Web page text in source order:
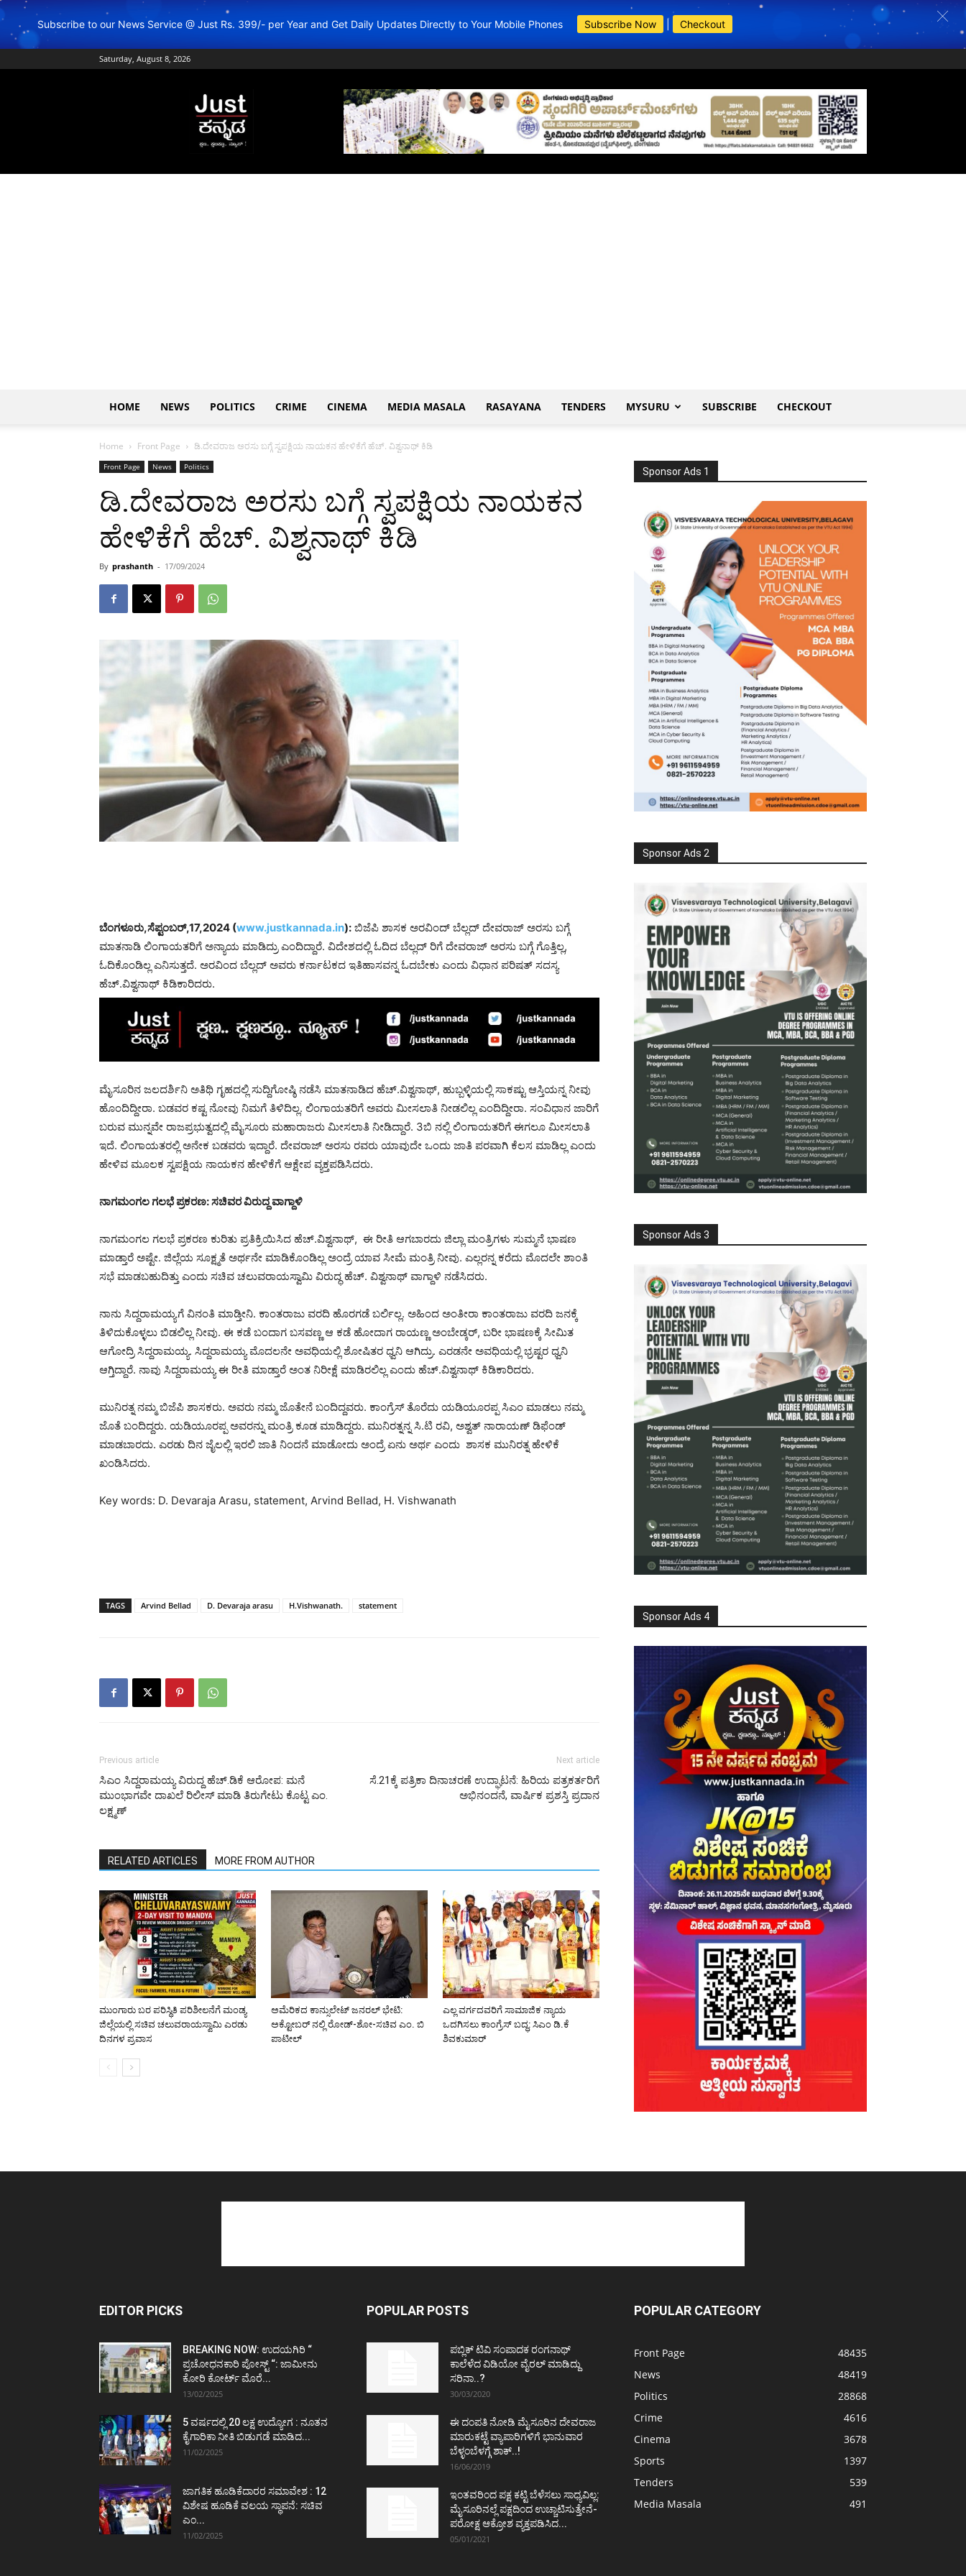
Subscribe to our News Service @ Just Rs. 399/- per Year and Get Daily Updates Directly to Your Mobile Phones Subscribe Now Checkout
Saturday, August 8, 2026
Just
Kannada
–
Online
News
ಕನ್ನಡ
BDA Apartments
HOME NEWS POLITICS CRIME CINEMA MEDIA MASALA RASAYANA TENDERS MYSURU SUBSCRIBE CHECKOUT
Home Front Page ಡಿ.ದೇವರಾಜ ಅರಸು ಬಗ್ಗೆ ಸ್ವಪಕ್ಷಿಯ ನಾಯಕನ ಹೇಳಿಕೆಗೆ ಹೆಚ್. ವಿಶ್ವನಾಥ್ ಕಿಡಿ
Front Page News Politics
ಡಿ.ದೇವರಾಜ ಅರಸು ಬಗ್ಗೆ ಸ್ವಪಕ್ಷಿಯ ನಾಯಕನ
ಹೇಳಿಕೆಗೆ ಹೆಚ್. ವಿಶ್ವನಾಥ್ ಕಿಡಿ
By prashanth - 17/09/2024
ಬೆಂಗಳೂರು,ಸೆಪ್ಟಂಬರ್,17,2024 (www.justkannada.in): ಬಿಜೆಪಿ ಶಾಸಕ ಅರವಿಂದ್ ಬೆಲ್ಲದ್ ದೇವರಾಜ್ ಅರಸು ಬಗ್ಗೆ
ಮಾತನಾಡಿ ಲಿಂಗಾಯತರಿಗೆ ಅನ್ಯಾಯ ಮಾಡಿದ್ರು ಎಂದಿದ್ದಾರೆ. ವಿದೇಶದಲ್ಲಿ ಓದಿದ ಬೆಲ್ಲದ್ ರಿಗೆ ದೇವರಾಜ್ ಅರಸು ಬಗ್ಗೆ ಗೊತ್ತಿಲ್ಲ,
ಓದಿಕೊಂಡಿಲ್ಲ ಎನಿಸುತ್ತದೆ. ಅರವಿಂದ ಬೆಲ್ಲದ್ ಅವರು ಕರ್ನಾಟಕದ ಇತಿಹಾಸವನ್ನ ಓದಬೇಕು ಎಂದು ವಿಧಾನ ಪರಿಷತ್ ಸದಸ್ಯ
ಹೆಚ್.ವಿಶ್ವನಾಥ್ ಕಿಡಿಕಾರಿದರು.
ಮೈಸೂರಿನ ಜಲದರ್ಶಿನಿ ಅತಿಥಿ ಗೃಹದಲ್ಲಿ ಸುದ್ದಿಗೋಷ್ಠಿ ನಡೆಸಿ ಮಾತನಾಡಿದ ಹೆಚ್.ವಿಶ್ವನಾಥ್, ಹುಬ್ಬಳ್ಳಿಯಲ್ಲಿ ಸಾಕಷ್ಟು ಆಸ್ತಿಯನ್ನ ನೀವು
ಹೊಂದಿದ್ದೀರಾ. ಬಡವರ ಕಷ್ಟ ನೋವು ನಿಮಗೆ ತಿಳಿದಿಲ್ಲ. ಲಿಂಗಾಯತರಿಗೆ ಅವರು ಮೀಸಲಾತಿ ನೀಡಲಿಲ್ಲ ಎಂದಿದ್ದೀರಾ. ಸಂವಿಧಾನ ಜಾರಿಗೆ
ಬರುವ ಮುನ್ನವೇ ರಾಜಪ್ರಭುತ್ವದಲ್ಲಿ ಮೈಸೂರು ಮಹಾರಾಜರು ಮೀಸಲಾತಿ ನೀಡಿದ್ದಾರೆ. 3ಬಿ ನಲ್ಲಿ ಲಿಂಗಾಯತರಿಗೆ ಈಗಲೂ ಮೀಸಲಾತಿ
ಇದೆ. ಲಿಂಗಾಯತರಲ್ಲಿ ಅನೇಕ ಬಡವರು ಇದ್ದಾರೆ. ದೇವರಾಜ್ ಅರಸು ರವರು ಯಾವುದೇ ಒಂದು ಜಾತಿ ಪರವಾಗಿ ಕೆಲಸ ಮಾಡಿಲ್ಲ ಎಂದು
ಹೇಳಿವ ಮೂಲಕ ಸ್ವಪಕ್ಷಿಯ ನಾಯಕನ ಹೇಳಿಕೆಗೆ ಆಕ್ಷೇಪ ವ್ಯಕ್ತಪಡಿಸಿದರು.
ನಾಗಮಂಗಲ ಗಲಭೆ ಪ್ರಕರಣ: ಸಚಿವರ ವಿರುದ್ದ ವಾಗ್ದಾಳಿ
ನಾಗಮಂಗಲ ಗಲಭೆ ಪ್ರಕರಣ ಕುರಿತು ಪ್ರತಿಕ್ರಿಯಿಸಿದ ಹೆಚ್.ವಿಶ್ವನಾಥ್, ಈ ರೀತಿ ಆಗಬಾರದು ಜಿಲ್ಲಾ ಮಂತ್ರಿಗಳು ಸುಮ್ಮನೆ ಭಾಷಣ
ಮಾಡ್ತಾರೆ ಅಷ್ಟೇ. ಜಿಲ್ಲೆಯ ಸೂಕ್ಷ್ಮತೆ ಅರ್ಥನೇ ಮಾಡಿಕೊಂಡಿಲ್ಲ ಅಂದ್ರೆ ಯಾವ ಸೀಮೆ ಮಂತ್ರಿ ನೀವು. ಎಲ್ಲರನ್ನ ಕರೆದು ಮೊದಲೇ ಶಾಂತಿ
ಸಭೆ ಮಾಡಬಹುದಿತ್ತು ಎಂದು ಸಚಿವ ಚಲುವರಾಯಸ್ವಾಮಿ ವಿರುದ್ಧ ಹೆಚ್. ವಿಶ್ವನಾಥ್ ವಾಗ್ದಾಳಿ ನಡೆಸಿದರು.
ನಾನು ಸಿದ್ದರಾಮಯ್ಯಗೆ ವಿನಂತಿ ಮಾಡ್ತೀನಿ. ಕಾಂತರಾಜು ವರದಿ ಹೊರಗಡೆ ಬರ್ಲಿಲ್ಲ. ಅಹಿಂದ ಅಂತೀರಾ ಕಾಂತರಾಜು ವರದಿ ಜನಕ್ಕೆ
ತಿಳಿದುಕೊಳ್ಳಲು ಬಿಡಲಿಲ್ಲ ನೀವು. ಈ ಕಡೆ ಬಂದಾಗ ಬಸವಣ್ಣ ಆ ಕಡೆ ಹೋದಾಗ ರಾಯಣ್ಣ ಅಂಬೇಡ್ಕರ್, ಬರೀ ಭಾಷಣಕ್ಕೆ ಸೀಮಿತ
ಆಗೋದ್ರಿ ಸಿದ್ದರಾಮಯ್ಯ. ಸಿದ್ದರಾಮಯ್ಯ ಮೊದಲನೇ ಅವಧಿಯಲ್ಲಿ ಶೋಷಿತರ ಧ್ವನಿ ಆಗಿದ್ರು. ಎರಡನೇ ಅವಧಿಯಲ್ಲಿ ಭ್ರಷ್ಟರ ಧ್ವನಿ
ಆಗ್ತಿದ್ದಾರೆ. ನಾವು ಸಿದ್ದರಾಮಯ್ಯ ಈ ರೀತಿ ಮಾಡ್ತಾರೆ ಅಂತ ನಿರೀಕ್ಷೆ ಮಾಡಿರಲಿಲ್ಲ ಎಂದು ಹೆಚ್.ವಿಶ್ವನಾಥ್ ಕಿಡಿಕಾರಿದರು.
ಮುನಿರತ್ನ ನಮ್ಮ ಬಿಜೆಪಿ ಶಾಸಕರು. ಅವರು ನಮ್ಮ ಜೊತೇನೆ ಬಂದಿದ್ದವರು. ಕಾಂಗ್ರೆಸ್ ತೊರೆದು ಯಡಿಯೂರಪ್ಪ ಸಿಎಂ ಮಾಡಲು ನಮ್ಮ
ಜೊತೆ ಬಂದಿದ್ದರು. ಯಡಿಯೂರಪ್ಪ ಅವರನ್ನು ಮಂತ್ರಿ ಕೂಡ ಮಾಡಿದ್ದರು. ಮುನಿರತ್ನನ್ನ ಸಿ.ಟಿ ರವಿ, ಅಶ್ವತ್ ನಾರಾಯಣ್ ಡಿಫೆಂಡ್
ಮಾಡಬಾರದು. ಎರಡು ದಿನ ಜೈಲಲ್ಲಿ ಇರಲಿ ಜಾತಿ ನಿಂದನೆ ಮಾಡೋದು ಅಂದ್ರೆ ಏನು ಅರ್ಥ ಎಂದು ಶಾಸಕ ಮುನಿರತ್ನ ಹೇಳಿಕೆ
ಖಂಡಿಸಿದರು.
Key words: D. Devaraja Arasu, statement, Arvind Bellad, H. Vishwanath
TAGS Arvind Bellad D. Devaraja arasu H.Vishwanath. statement
Previous article
ಸಿಎಂ ಸಿದ್ದರಾಮಯ್ಯ ವಿರುದ್ದ ಹೆಚ್.ಡಿಕೆ ಆರೋಪ: ಮನೆ
ಮುಂಭಾಗವೇ ದಾಖಲೆ ರಿಲೀಸ್ ಮಾಡಿ ತಿರುಗೇಟು ಕೊಟ್ಟ ಎಂ.
ಲಕ್ಷ್ಮಣ್
Next article
ಸೆ.21ಕ್ಕೆ ಪತ್ರಿಕಾ ದಿನಾಚರಣೆ ಉದ್ಘಾಟನೆ: ಹಿರಿಯ ಪತ್ರಕರ್ತರಿಗೆ
ಅಭಿನಂದನೆ, ವಾರ್ಷಿಕ ಪ್ರಶಸ್ತಿ ಪ್ರದಾನ
RELATED ARTICLES MORE FROM AUTHOR
ಮುಂಗಾರು ಬರ ಪರಿಸ್ಥಿತಿ ಪರಿಶೀಲನೆಗೆ ಮಂಡ್ಯ
ಜಿಲ್ಲೆಯಲ್ಲಿ ಸಚಿವ ಚಲುವರಾಯಸ್ವಾಮಿ ಎರಡು
ದಿನಗಳ ಪ್ರವಾಸ
ಅಮೆರಿಕದ ಕಾನ್ಸುಲೇಟ್ ಜನರಲ್ ಭೇಟಿ:
ಅಕ್ಟೋಬರ್ ನಲ್ಲಿ ರೋಡ್-ಶೋ-ಸಚಿವ ಎಂ. ಬಿ
ಪಾಟೀಲ್
ಎಲ್ಲ ವರ್ಗದವರಿಗೆ ಸಾಮಾಜಿಕ ನ್ಯಾಯ
ಒದಗಿಸಲು ಕಾಂಗ್ರೆಸ್ ಬದ್ಧ: ಸಿಎಂ ಡಿ.ಕೆ
ಶಿವಕುಮಾರ್
Sponsor Ads 1
Sponsor Ads 2
Sponsor Ads 3
Sponsor Ads 4
EDITOR PICKS
BREAKING NOW: ಉದಯಗಿರಿ “
ಪ್ರಚೋಧನಕಾರಿ ಪೋಸ್ಟ್‌ “: ಜಾಮೀನು
ಕೋರಿ ಕೋರ್ಟ್‌ ಮೊರೆ...
13/02/2025
5 ವರ್ಷದಲ್ಲಿ 20 ಲಕ್ಷ ಉದ್ಯೋಗ : ನೂತನ
ಕೈಗಾರಿಕಾ ನೀತಿ ಬಿಡುಗಡೆ ಮಾಡಿದ...
11/02/2025
ಜಾಗತಿಕ ಹೂಡಿಕೆದಾರರ ಸಮಾವೇಶ : 12
ವಿಶೇಷ ಹೂಡಿಕೆ ವಲಯ ಸ್ಥಾಪನೆ: ಸಚಿವ
ಎಂ...
11/02/2025
POPULAR POSTS
ಪಬ್ಲಿಕ್ ಟಿವಿ ಸಂಪಾದಕ ರಂಗನಾಥ್
ಕಾಲೆಳೆದ ವಿಡಿಯೋ ವೈರಲ್ ಮಾಡಿದ್ದು
ಸರಿನಾ..?
30/03/2020
ಈ ದಂಪತಿ ನೋಡಿ ಮೈಸೂರಿನ ದೇವರಾಜ
ಮಾರುಕಟ್ಟೆ ವ್ಯಾಪಾರಿಗಳಿಗೆ ಭಾನುವಾರ
ಬೆಳ್ಳಂಬೆಳಗ್ಗೆ ಶಾಕ್..!
16/06/2019
ಇಂತವರಿಂದ ಪಕ್ಷ ಕಟ್ಟಿ ಬೆಳೆಸಲು ಸಾಧ್ಯವಿಲ್ಲ:
ಮೈಸೂರಿನಲ್ಲೆ ಪಕ್ಷದಿಂದ ಉಚ್ಚಾಟಿಸುತ್ತೇನೆ-
ಪರೋಕ್ಷ ಆಕ್ರೋಶ ವ್ಯಕ್ತಪಡಿಸಿದ...
05/01/2021
POPULAR CATEGORY
Front Page
48435
News
48419
Politics
28868
Crime
4616
Cinema
3678
Sports
1397
Tenders
539
Media Masala
491